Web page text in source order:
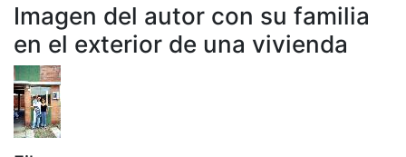
Imagen del autor con su familia
en el exterior de una vivienda